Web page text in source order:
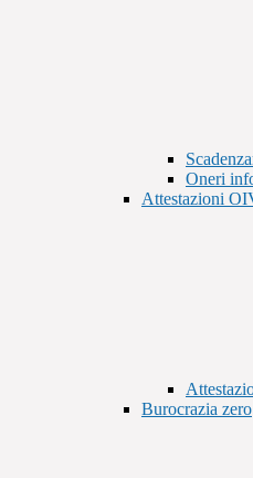
Oneri
Attestazioni
Burocrazia zero